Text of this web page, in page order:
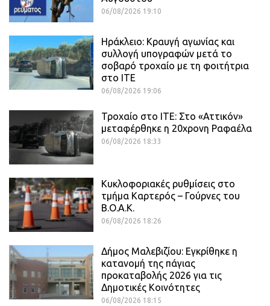
06/08/2026 19:10
Ηράκλειο: Κραυγή αγωνίας και
συλλογή υπογραφών μετά το
σοβαρό τροχαίο με τη φοιτήτρια
στο ΙΤΕ
06/08/2026 19:06
Τροχαίο στο ΙΤΕ: Στο «Αττικόν»
μεταφέρθηκε η 20χρονη Ραφαέλα
06/08/2026 18:33
Κυκλοφοριακές ρυθμίσεις στο
τμήμα Καρτερός – Γούρνες του
Β.Ο.Α.Κ.
06/08/2026 18:26
Δήμος Μαλεβιζίου: Εγκρίθηκε η
κατανομή της πάγιας
προκαταβολής 2026 για τις
Δημοτικές Κοινότητες
06/08/2026 18:15